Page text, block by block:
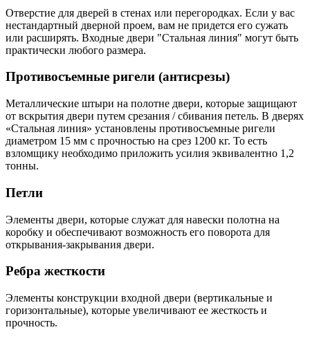
Отверстие для дверей в стенах или перегородках. Если у вас
нестандартный дверной проем, вам не придется его сужать
или расширять. Входные двери "Стальная линия" могут быть
практически любого размера.
Противосъемные ригели (антисрезы)
Металлические штыри на полотне двери, которые защищают
от вскрытия двери путем срезания / сбивания петель. В дверях
«Стальная линия» установлены противосъемные ригели
диаметром 15 мм с прочностью на срез 1200 кг. То есть
взломщику необходимо приложить усилия эквивалентно 1,2
тонны.
Петли
Элементы двери, которые служат для навески полотна на
коробку и обеспечивают возможность его поворота для
открывания-закрывания двери.
Ребра жесткости
Элементы конструкции входной двери (вертикальные и
горизонтальные), которые увеличивают ее жесткость и
прочность.